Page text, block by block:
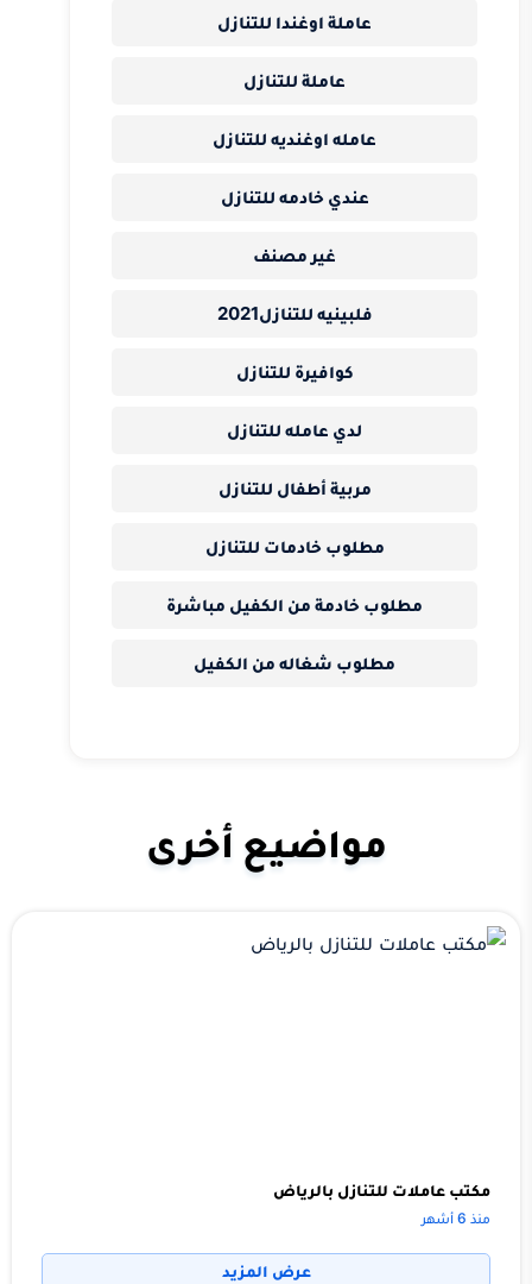
عاملة اوغندا للتنازل
عاملة للتنازل
عامله اوغنديه للتنازل
عندي خادمه للتنازل
غير مصنف
فلبينيه للتنازل2021
كوافيرة للتنازل
لدي عامله للتنازل
مربية أطفال للتنازل
مطلوب خادمات للتنازل
مطلوب خادمة من الكفيل مباشرة
مطلوب شغاله من الكفيل
مواضيع أخرى
مكتب عاملات للتنازل بالرياض
منذ 6 أشهر
عرض المزيد